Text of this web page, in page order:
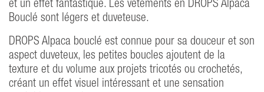
et un effet fantastique. Les vêtements en DROPS Alpaca
Bouclé sont légers et duveteuse.
DROPS Alpaca bouclé est connue pour sa douceur et son
aspect duveteux, les petites boucles ajoutent de la
texture et du volume aux projets tricotés ou crochetés,
créant un effet visuel intéressant et une sensation